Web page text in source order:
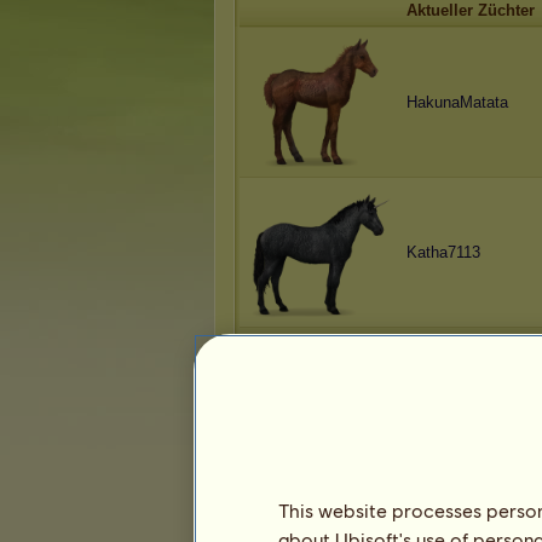
Aktueller Züchter
HakunaMatata
Katha7113
This website processes